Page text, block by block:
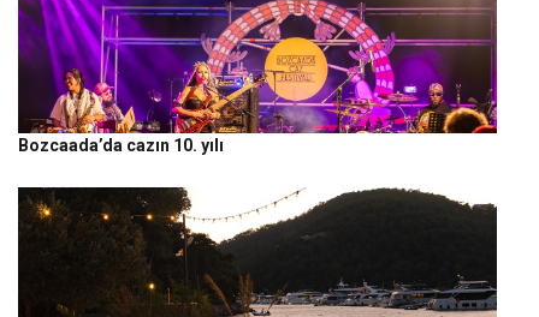
Bozcaada’da cazın 10. yılı